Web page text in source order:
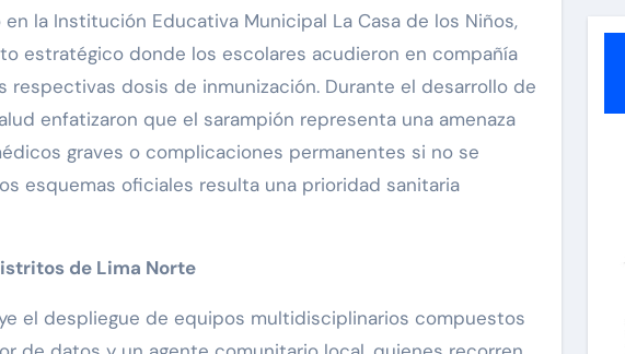
la Institución Educativa Municipal La Casa de los Niños,
estratégico donde los escolares acudieron en compañía
dosis de inmunización. Durante el desarrollo de
enfatizaron que el sarampión representa una amenaza
graves o complicaciones permanentes si no se
esquemas oficiales resulta una prioridad sanitaria
de Lima Norte
el despliegue de equipos multidisciplinarios compuestos